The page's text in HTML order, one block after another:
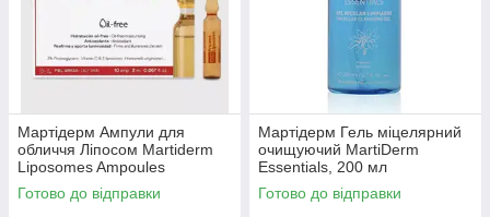
Мартідерм Ампули для
обличчя Ліпосом Martiderm
Liposomes Ampoules
Moisturizing and Firming 10
ампул
Готово до відправки
Мартідерм Гель міцелярний
очищуючий MartiDerm
Essentials, 200 мл
Готово до відправки